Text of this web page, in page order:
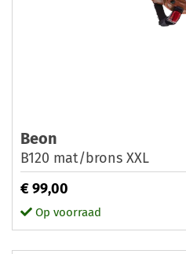
Beon
B120 mat/brons XXL
€ 99,00
Op voorraad